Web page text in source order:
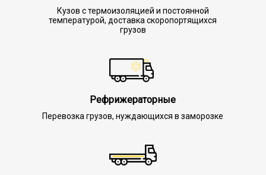
Кузов с термоизоляцией и постоянной
температурой, доставка скоропортящихся
грузов
Рефрижераторные
Перевозка грузов, нуждающихся в заморозке